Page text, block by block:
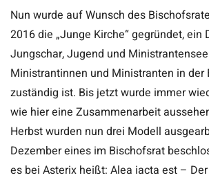
Nun wurde auf Wunsch des
2016 die „Junge Kirche“ gegründet, ein
Jungschar, Jugend und
Ministrantinnen und Ministranten in der
zuständig ist. Bis jetzt wurde immer
wie hier eine Zusammenarbeit
Herbst wurden nun drei Modell
Dezember eines im Bischofsrat
es bei Asterix heißt: Alea iacta est –